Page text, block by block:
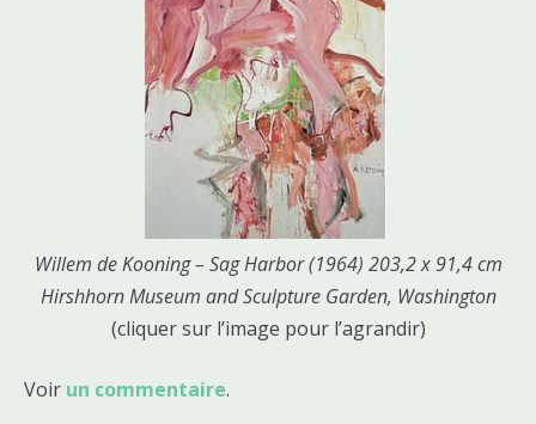
Willem de Kooning – Sag Harbor (1964) 203,2 x 91,4 cm
Hirshhorn Museum and Sculpture Garden, Washington
(cliquer sur l’image pour l’agrandir)
Voir un commentaire.